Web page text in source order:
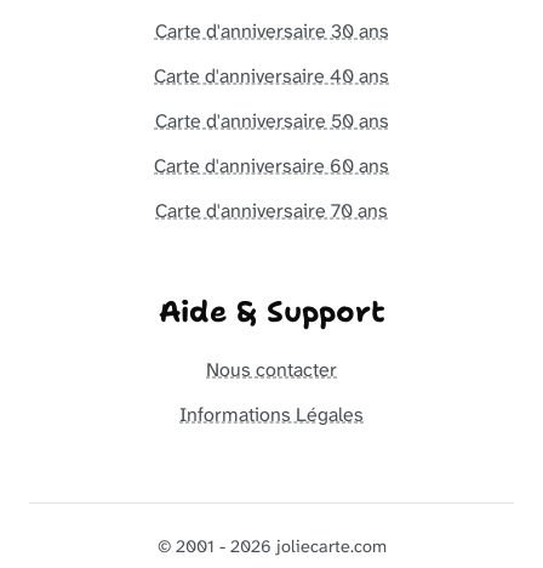
Carte d'anniversaire 30 ans
Carte d'anniversaire 40 ans
Carte d'anniversaire 50 ans
Carte d'anniversaire 60 ans
Carte d'anniversaire 70 ans
Aide & Support
Nous contacter
Informations Légales
© 2001 - 2026 joliecarte.com